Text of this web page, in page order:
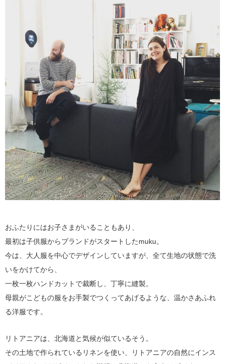
おふたりにはお子さまがいることもあり、
最初は子供服からブランドがスタートしたmuku。
今は、大人服を中心でデザインしていますが、全て生地の状態で洗
いをかけてから、
一枚一枚ハンドカットで裁断し、丁寧に縫製。
母親がこどもの服をお手製でつくってあげるような、温かさあふれ
る洋服です。
リトアニアは、北海道と気候が似ているそう。
その土地で作られているリネンを使い、リトアニアの自然にインス